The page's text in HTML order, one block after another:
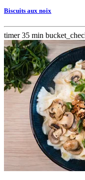
Biscuits aux noix
timer35 min